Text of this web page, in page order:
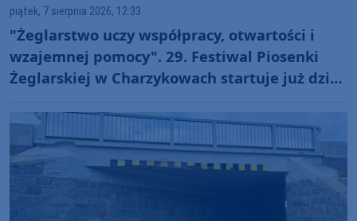
piątek, 7 sierpnia 2026, 12:33
"Żeglarstwo uczy współpracy, otwartości i
wzajemnej pomocy". 29. Festiwal Piosenki
Żeglarskiej w Charzykowach startuje już dziś.
(ROZMOWA)